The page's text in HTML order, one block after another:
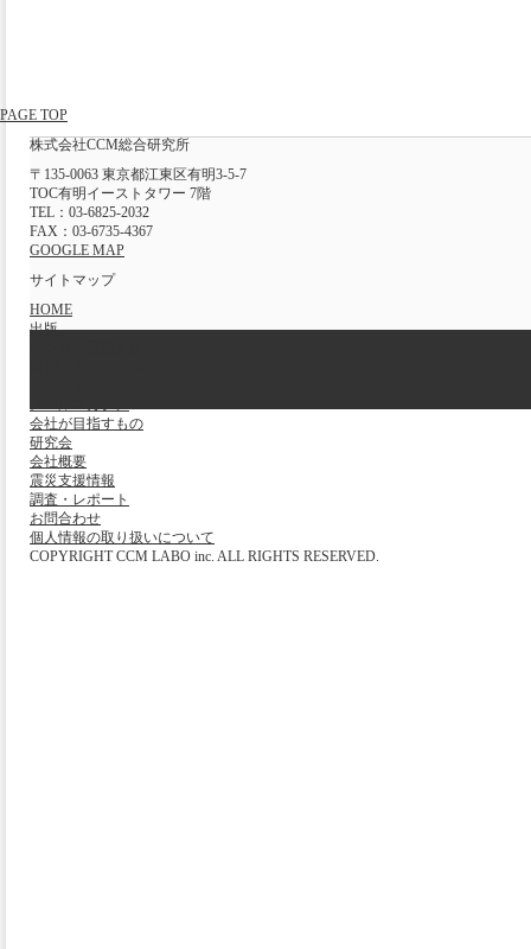
PAGE TOP
株式会社CCM総合研究所
〒135-0063 東京都江東区有明3-5-7
TOC有明イーストタワー 7階
TEL：03-6825-2032
FAX：03-6735-4367
GOOGLE MAP
サイトマップ
HOME
出版
会社が目指すもの
研究会
会社概要
震災支援情報
調査・レポート
お問合わせ
個人情報の取り扱いについて
COPYRIGHT CCM LABO inc. ALL RIGHTS RESERVED.